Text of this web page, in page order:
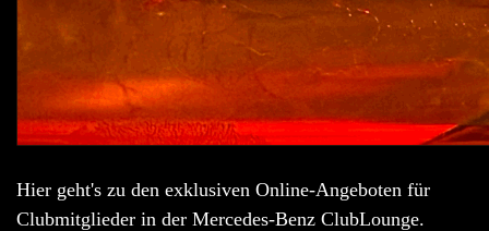
Hier geht's zu den exklusiven Online-Angeboten für
Clubmitglieder in der Mercedes-Benz ClubLounge.